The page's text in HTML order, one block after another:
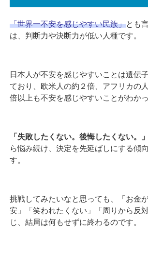
「世界一不安を感じやすい民族」とも
は、判断力や決断力が低い人種です。
日本人が不安を感じやすいことは遺伝
ており、欧米人の約２倍、アフリカの
倍以上も不安を感じやすいことがわかっ
「失敗したくない。後悔したくない。」
ら悩み続け、決定を先延ばしにする傾
す。
挑戦してみたいなと思っても、「お金
安」「笑われたくない」「周りから反
じ、結局は何もせずに終わるのです。